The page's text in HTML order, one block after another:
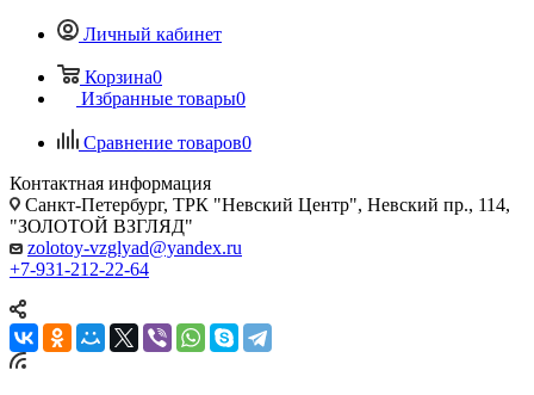
Личный кабинет
Корзина0
Избранные товары0
Сравнение товаров0
Контактная информация
Санкт-Петербург, ТРК "Невский Центр", Невский пр., 114,
"ЗОЛОТОЙ ВЗГЛЯД"
zolotoy-vzglyad@yandex.ru
+7-931-212-22-64